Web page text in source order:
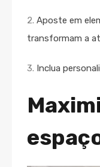
2. Aposte em
transformam a
3. Inclua